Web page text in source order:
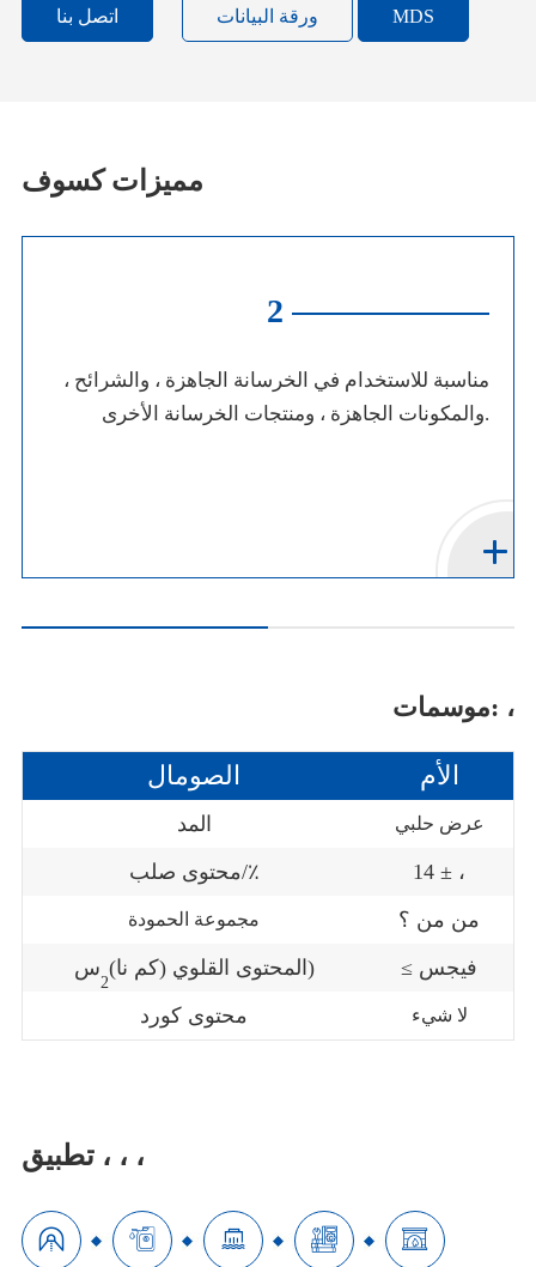
اتصل بنا ورقة البيانات MDS
مميزات كسوف
2
مناسبة للاستخدام في الخرسانة الجاهزة ، والشرائح ،
والمكونات الجاهزة ، ومنتجات الخرسانة الأخرى.
موسمات: ،
الصومال الأم
المد عرض حلبي
محتوى صلب/٪ 14 ± ،
مجموعة الحمودة
من من ؟
المحتوى القلوي (كم نا)
2
س)
≤ فيجس
محتوى كورد
لا شيء
تطبيق ، ، ،
    